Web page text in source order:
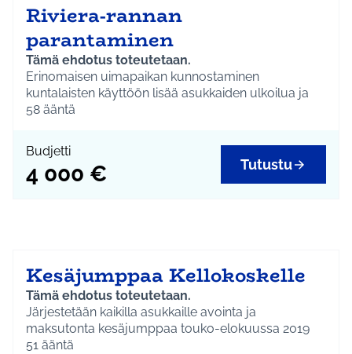
Riviera-rannan
parantaminen
Tämä ehdotus toteutetaan.
Erinomaisen uimapaikan kunnostaminen
kuntalaisten käyttöön lisää asukkaiden ulkoilua ja
yhdessäoloa. Joenranta on käyttökunnossa läpi
aurinko. Rantaa voisi kunnostaa myös talkootyönä,
esim. hiekan levittämisessä ja nurmettuneen alueen
jyrsimisessä. Rannalle pitäisi saada virallinen
58 ääntä
Budjetti
4 000 € Tutustu
Kesäjumppaa Kellokoskelle
Tämä ehdotus toteutetaan.
Järjestetään kaikilla asukkaille avointa ja
maksutonta kesäjumppaa touko-elokuussa 2019
Kellokoskella, esim. Kirkkopuistossa tai Rivieralla.
51 ääntä